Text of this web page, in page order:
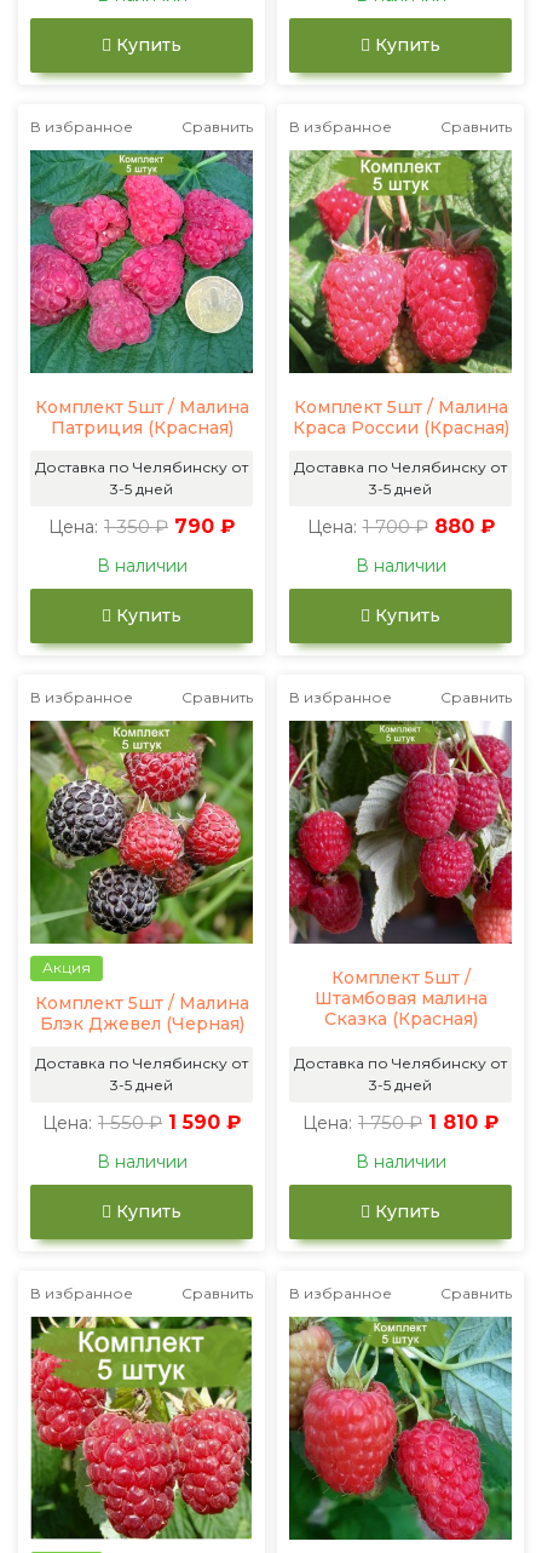
Купить Купить
В избранное Сравнить
Комплект 5шт / Малина
Патриция (Красная)
Доставка по Челябинску от
3-5 дней
Цена: 1 350 ₽ 790 ₽
В наличии
Купить
В избранное Сравнить
Комплект 5шт / Малина
Краса России (Красная)
Доставка по Челябинску от
3-5 дней
Цена: 1 700 ₽ 880 ₽
В наличии
Купить
В избранное Сравнить
Акция
Комплект 5шт / Малина
Блэк Джевел (Черная)
Доставка по Челябинску от
3-5 дней
Цена: 1 550 ₽ 1 590 ₽
В наличии
Купить
В избранное Сравнить
Комплект 5шт /
Штамбовая малина
Сказка (Красная)
Доставка по Челябинску от
3-5 дней
Цена: 1 750 ₽ 1 810 ₽
В наличии
Купить
В избранное Сравнить В избранное Сравнить